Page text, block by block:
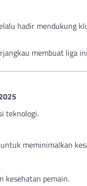
hadir mendukung
membuat liga
teknologi.
meminimalkan
kesehatan pemain.